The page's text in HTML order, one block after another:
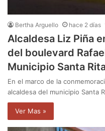
Bertha Arguello hace 2 días
Alcaldesa Liz Piña
del boulevard
Municipio Santa
En el marco de la
alcaldesa del municipio Santa
Ver Mas »